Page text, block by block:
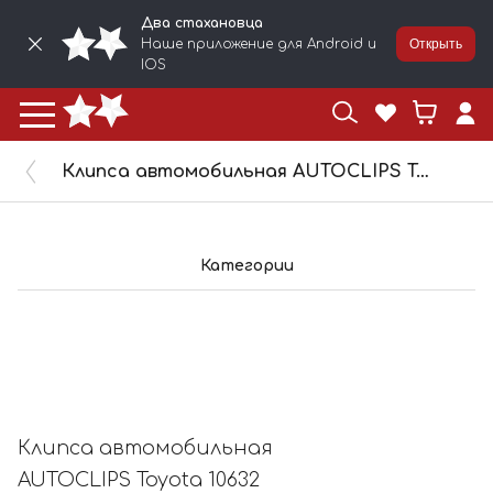
Два стахановца
Наше приложение для Android и
IOS
Открыть
Клипса автомобильная AUTOCLIPS Toyota 10632
Категории
Клипса автомобильная
AUTOCLIPS Toyota 10632